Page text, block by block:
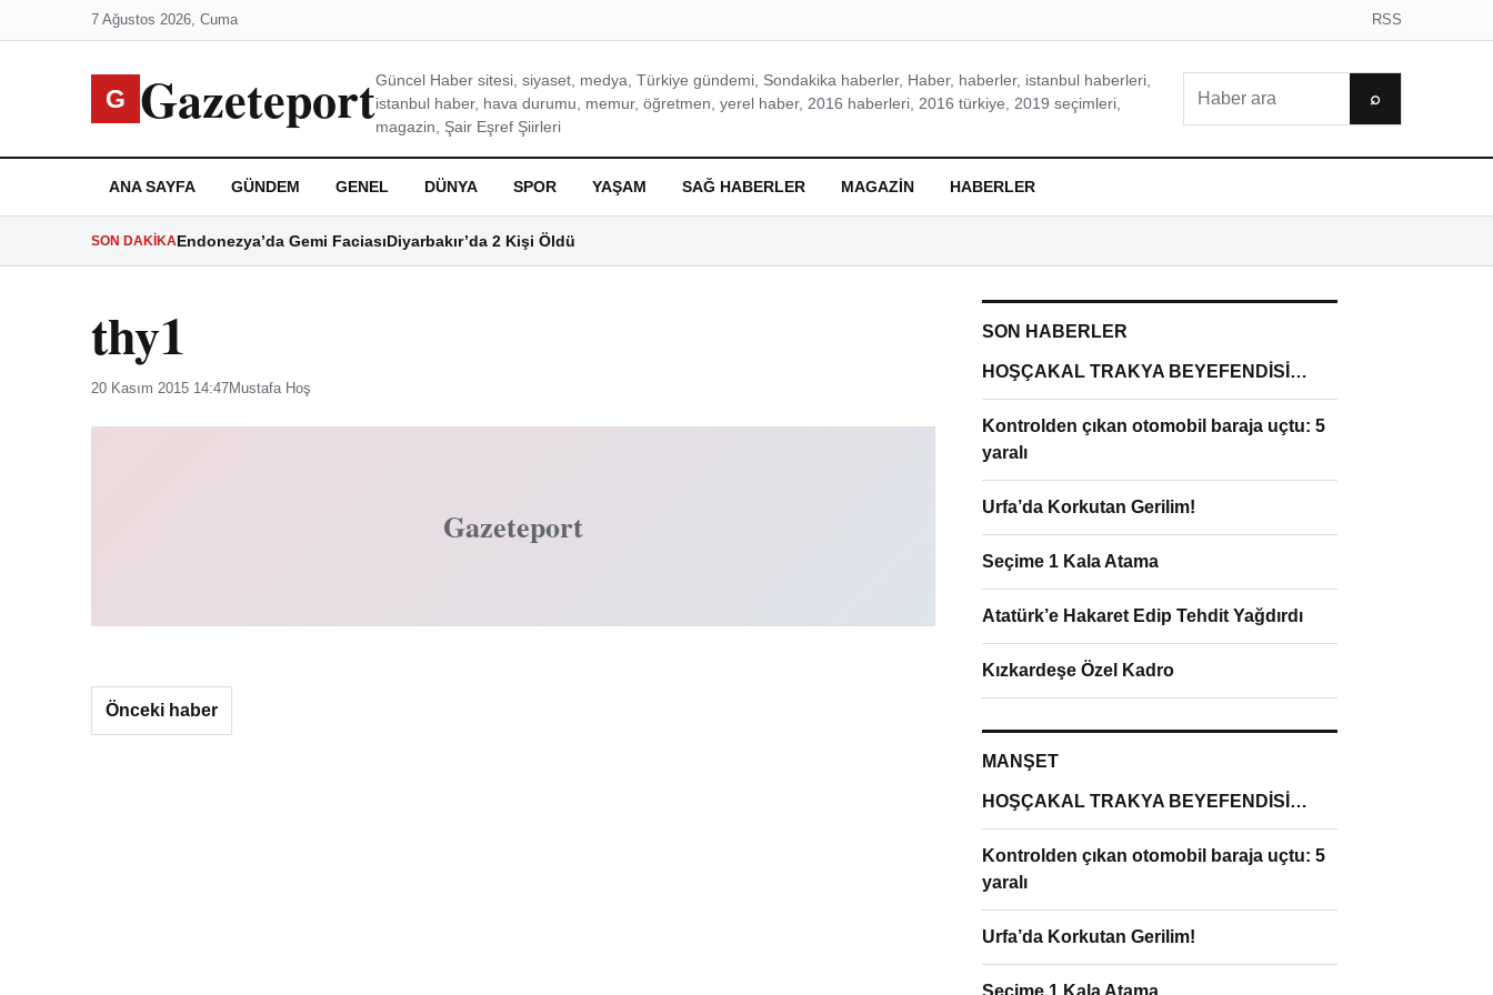
7 Ağustos 2026, Cuma RSS
G GazeteportGüncel Haber sitesi, siyaset, medya, Türkiye gündemi, Sondakika haberler, Haber, haberler, istanbul haberleri,
istanbul haber, hava durumu, memur, öğretmen, yerel haber, 2016 haberleri, 2016 türkiye, 2019 seçimleri,
magazin, Şair Eşref Şiirleri
⌕
ANA SAYFA GÜNDEM GENEL DÜNYA SPOR YAŞAM SAĞ HABERLER MAGAZIN HABERLER
SON DAKIKAEndonezya’da Gemi FaciasıDiyarbakır’da 2 Kişi Öldü
thy1
20 Kasım 2015 14:47Mustafa Hoş
Gazeteport
Önceki haber
SON HABERLER
HOŞÇAKAL TRAKYA BEYEFENDİSİ…
Kontrolden çıkan otomobil baraja uçtu: 5
yaralı
Urfa’da Korkutan Gerilim!
Seçime 1 Kala Atama
Atatürk’e Hakaret Edip Tehdit Yağdırdı
Kızkardeşe Özel Kadro
MANŞET
HOŞÇAKAL TRAKYA BEYEFENDİSİ…
Kontrolden çıkan otomobil baraja uçtu: 5
yaralı
Urfa’da Korkutan Gerilim!
Seçime 1 Kala Atama